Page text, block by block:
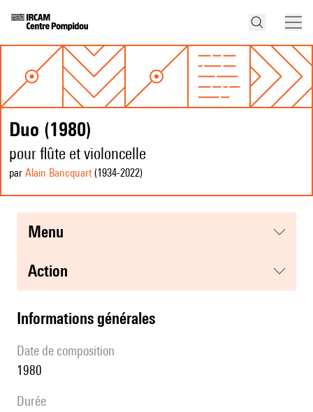
Duo (1980)
pour flûte et violoncelle
par Alain Bancquart(1934-2022)
menu
action
informations générales
date de composition
1980
durée